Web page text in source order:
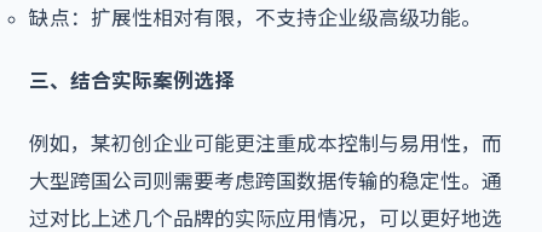
缺点：扩展性相对有限，不支持企业级高级功能。
三、结合实际案例选择
例如，某初创企业可能更注重成本控制与易用性，而
大型跨国公司则需要考虑跨国数据传输的稳定性。通
过对比上述几个品牌的实际应用情况，可以更好地选